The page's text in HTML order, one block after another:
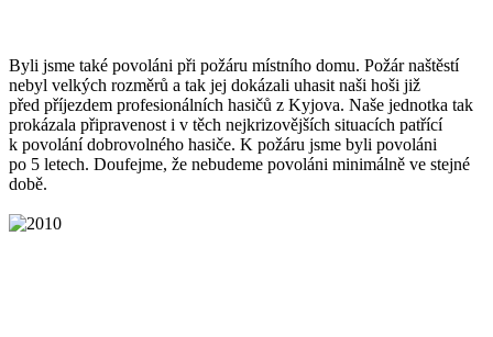
Byli jsme také povoláni při požáru místního domu. Požár naštěstí
nebyl velkých rozměrů a tak jej dokázali uhasit naši hoši již
před příjezdem profesionálních hasičů z Kyjova. Naše jednotka tak
prokázala připravenost i v těch nejkrizovějších situacích patřící
k povolání dobrovolného hasiče. K požáru jsme byli povoláni
po 5 letech. Doufejme, že nebudeme povoláni minimálně ve stejné
době.